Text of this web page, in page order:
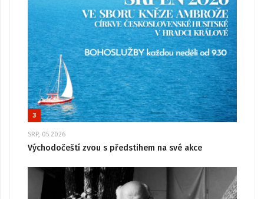
3
SRP, 05 2026
Východočeští zvou s předstihem na své akce